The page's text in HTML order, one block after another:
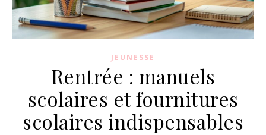
JEUNESSE
Rentrée : manuels
scolaires et fournitures
scolaires indispensables